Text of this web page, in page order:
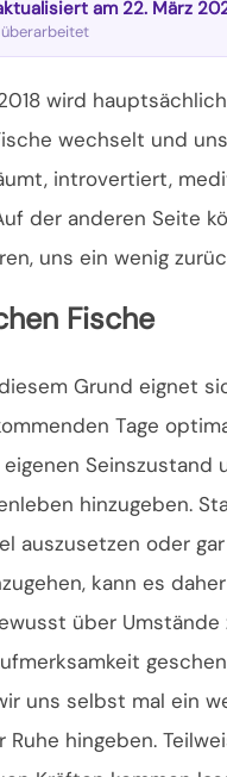
am 22. März
wird
wechselt und
introvertiert,
der anderen Seite
uns ein wenig
Fische
Grund eignet
Tage
Seinszustand
hinzugeben.
auszusetzen oder
kann es
über Umstände
uns selbst mal ein
hingeben.